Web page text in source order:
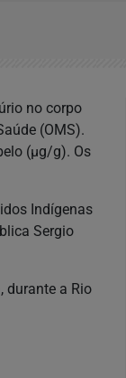
no corpo
(OMS).
(µg/g). Os
Indígenas
Sergio
durante a Rio